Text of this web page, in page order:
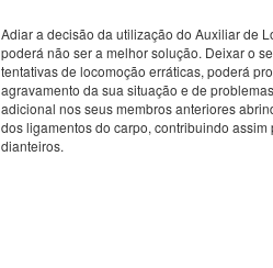
Adiar a decisão da utilização do Auxiliar de
poderá não ser a melhor solução. Deixar o
tentativas de locomoção erráticas, poderá
agravamento da sua situação e de
adicional nos seus membros anteriores
dos ligamentos do carpo, contribuindo
dianteiros.